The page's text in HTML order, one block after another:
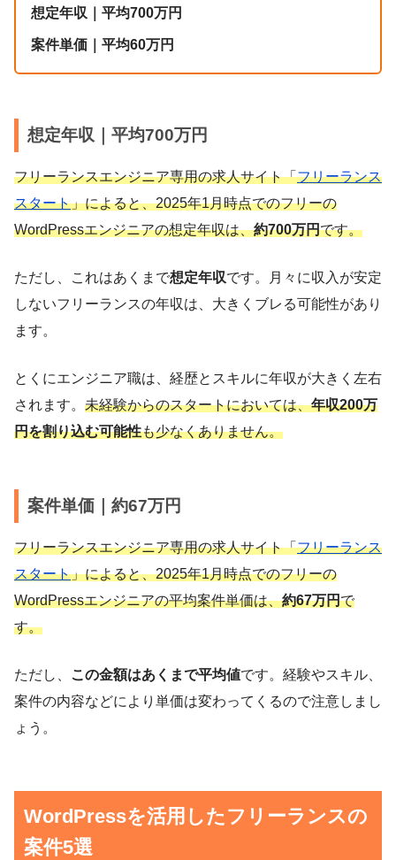
想定年収｜平均700万円
案件単価｜平均60万円
想定年収｜平均700万円
フリーランスエンジニア専用の求人サイト「フリーランス
スタート」によると、2025年1月時点でのフリーの
WordPressエンジニアの想定年収は、約700万円です。
ただし、これはあくまで想定年収です。月々に収入が安定
しないフリーランスの年収は、大きくブレる可能性があり
ます。
とくにエンジニア職は、経歴とスキルに年収が大きく左右
されます。 未経験からのスタートにおいては、年収200万
円を割り込む可能性も少なくありません。
案件単価｜約67万円
フリーランスエンジニア専用の求人サイト「フリーランス
スタート」によると、2025年1月時点でのフリーの
WordPressエンジニアの平均案件単価は、約67万円で
す。
ただし、 この金額はあくまで平均値です。経験やスキル、
案件の内容などにより単価は変わってくるので注意しまし
ょう。
WordPressを活用したフリーランスの
案件5選